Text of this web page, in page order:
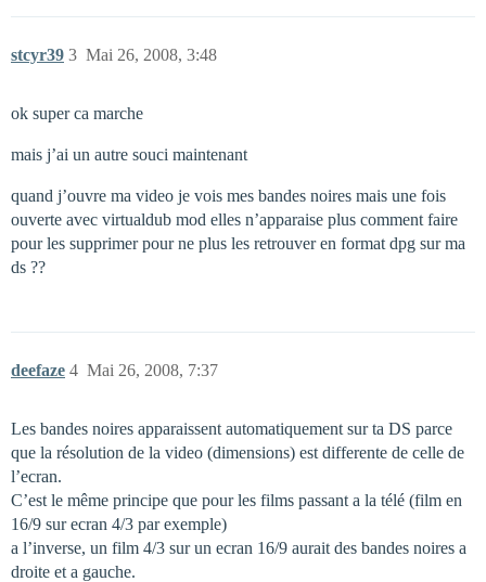
stcyr39 Mai 26, 2008, 3:48
3
ok super ca marche
mais j’ai un autre souci maintenant
quand j’ouvre ma video je vois mes bandes noires mais une fois
ouverte avec virtualdub mod elles n’apparaise plus comment faire
pour les supprimer pour ne plus les retrouver en format dpg sur ma
ds ??
deefaze Mai 26, 2008, 7:37
4
Les bandes noires apparaissent automatiquement sur ta DS parce
que la résolution de la video (dimensions) est differente de celle de
l’ecran.
C’est le même principe que pour les films passant a la télé (film en
16/9 sur ecran 4/3 par exemple)
a l’inverse, un film 4/3 sur un ecran 16/9 aurait des bandes noires a
droite et a gauche.